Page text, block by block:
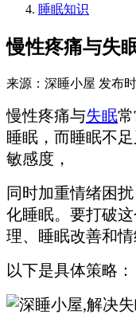
睡眠知识
慢性疼痛与失
来源：深睡小屋 发布
慢性疼痛与失眠
睡眠，而睡眠不
敏感度，
同时加重情绪困
化睡眠。要打破
理、睡眠改善和情
以下是具体策略：